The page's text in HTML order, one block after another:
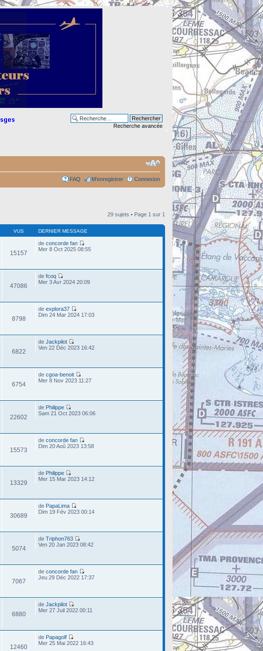
Recherche avancée
FAQ M’enregistrer Connexion
29 sujets • Page 1 sur 1
VUS DERNIER MESSAGE
15157
de concorde fan
Mer 8 Oct 2025 08:55
47086
de fcoq
Mer 3 Avr 2024 20:09
8798
de explora37
Dim 24 Mar 2024 17:03
6822
de Jackpilot
Ven 22 Déc 2023 16:42
6754
de cgoa-benoit
Mer 8 Nov 2023 11:27
22602
de Philippe
Sam 21 Oct 2023 06:06
15573
de concorde fan
Dim 20 Aoû 2023 13:58
13329
de Philippe
Mer 15 Mar 2023 14:12
30689
de PapaLima
Dim 19 Fév 2023 00:14
5074
de Triphon763
Ven 20 Jan 2023 08:42
7067
de concorde fan
Jeu 29 Déc 2022 17:37
6880
de Jackpilot
Mer 27 Juil 2022 00:11
12460
de Papagolf
Mer 25 Mai 2022 16:43